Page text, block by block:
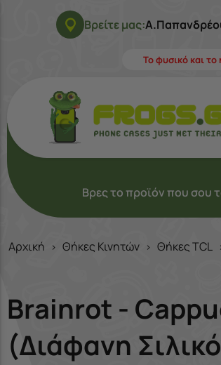
Βρείτε μας:
Το φυσικό και
Βρες το προϊόν που σου
Αρχική > Θήκες Κινητών > Θήκες TCL
Brainrot -
(Διάφανη